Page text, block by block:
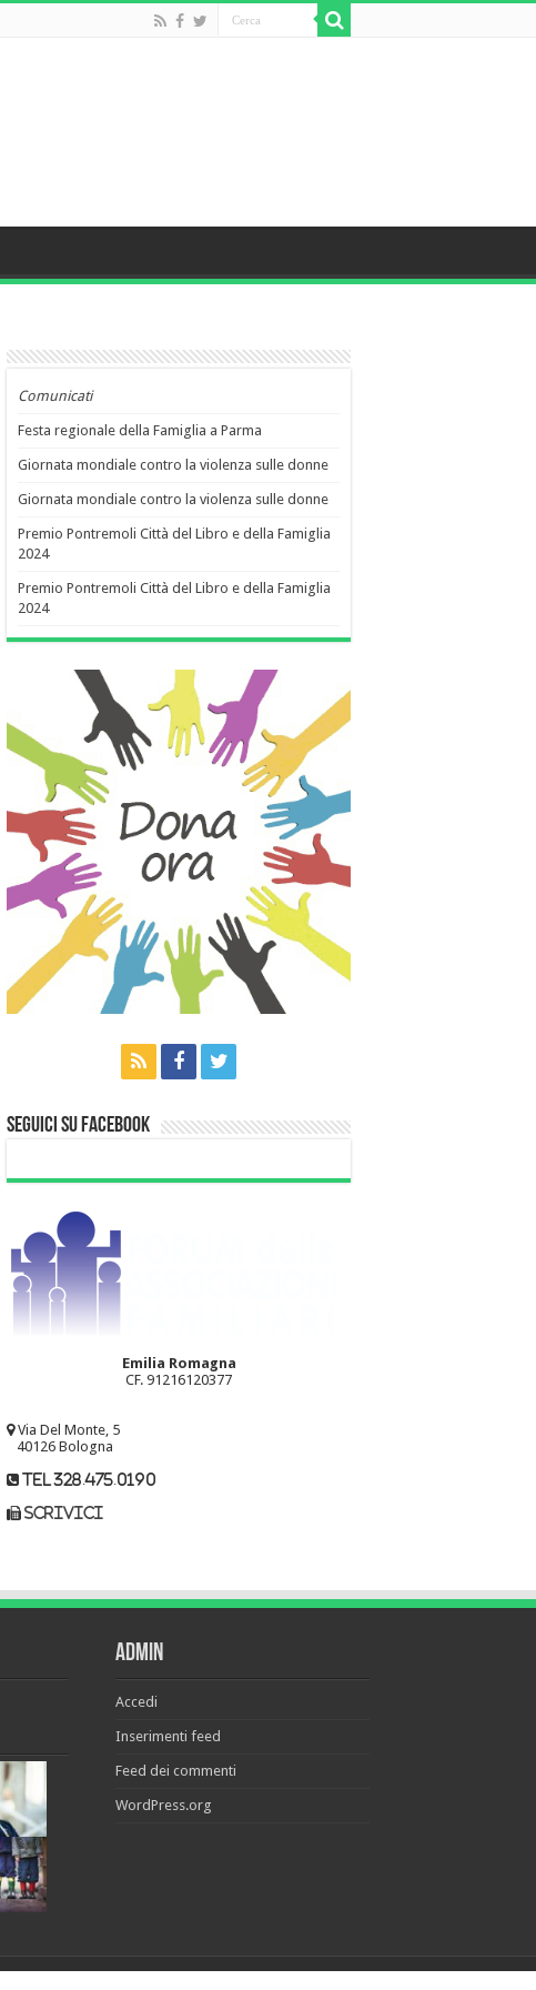
Comunicati
Festa regionale della Famiglia a Parma
Giornata mondiale contro la violenza sulle donne
Giornata mondiale contro la violenza sulle donne
Premio Pontremoli Città del Libro e della Famiglia
2024
Premio Pontremoli Città del Libro e della Famiglia
2024
Seguici su Facebook
Emilia Romagna
CF. 91216120377
Via Del Monte, 5
40126 Bologna
tel 328.475.0190
scrivici
Admin
Accedi
Inserimenti feed
Feed dei commenti
WordPress.org